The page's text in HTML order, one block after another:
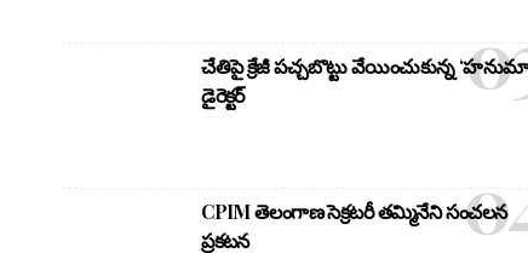
చేతిపై క్రేజీ పచ్చబొట్టు వేయించుకున్న
డైరెక్టర్
CPIM తెలంగాణ సెక్రటరీ తమ్మినేని సంచలన
ప్రకటన